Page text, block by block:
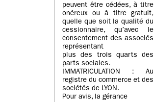
peuvent être cédées, à titre
onéreux ou à titre gratuit,
quelle que soit la qualité du
cessionnaire, qu’avec le
consentement des associés
représentant
plus des trois quarts des
parts sociales.
IMMATRICULATION : Au
registre du commerce et des
sociétés de LYON.
Pour avis, la gérance